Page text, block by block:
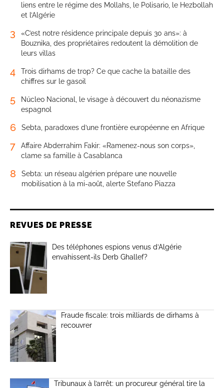
liens entre le régime des Mollahs, le Polisario, le Hezbollah
et l’Algérie
3
«C’est notre résidence principale depuis 30 ans»: à
Bouznika, des propriétaires redoutent la démolition de
leurs villas
4
Trois dirhams de trop? Ce que cache la bataille des
chiffres sur le gasoil
5
Núcleo Nacional, le visage à découvert du néonazisme
espagnol
6 Sebta, paradoxes d’une frontière européenne en Afrique
7
Affaire Abderrahim Fakir: «Ramenez-nous son corps»,
clame sa famille à Casablanca
8
Sebta: un réseau algérien prépare une nouvelle
mobilisation à la mi-août, alerte Stefano Piazza
REVUES DE PRESSE
Des téléphones espions venus d’Algérie
envahissent-ils Derb Ghallef?
Fraude fiscale: trois milliards de dirhams à
recouvrer
Tribunaux à l’arrêt: un procureur général tire la